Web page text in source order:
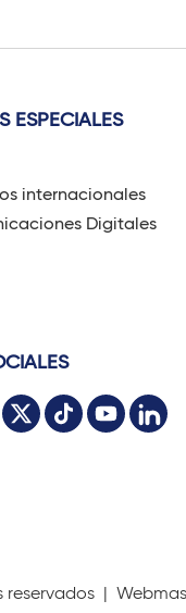
ESPECIALES
internacionales
Digitales
reservados |